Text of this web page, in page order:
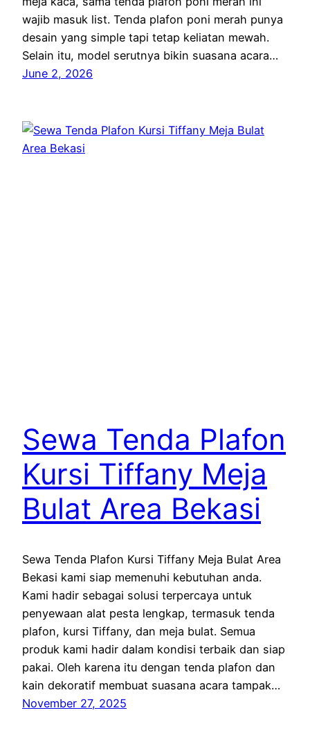
wajib masuk list. Tenda plafon poni merah punya
desain yang simple tapi tetap keliatan mewah.
Selain itu, model serutnya bikin suasana acara…
June 2, 2026
Sewa Tenda Plafon
Kursi Tiffany Meja
Bulat Area Bekasi
Sewa Tenda Plafon Kursi Tiffany Meja Bulat Area
Bekasi kami siap memenuhi kebutuhan anda.
Kami hadir sebagai solusi terpercaya untuk
penyewaan alat pesta lengkap, termasuk tenda
plafon, kursi Tiffany, dan meja bulat. Semua
produk kami hadir dalam kondisi terbaik dan siap
pakai. Oleh karena itu dengan tenda plafon dan
kain dekoratif membuat suasana acara tampak…
November 27, 2025